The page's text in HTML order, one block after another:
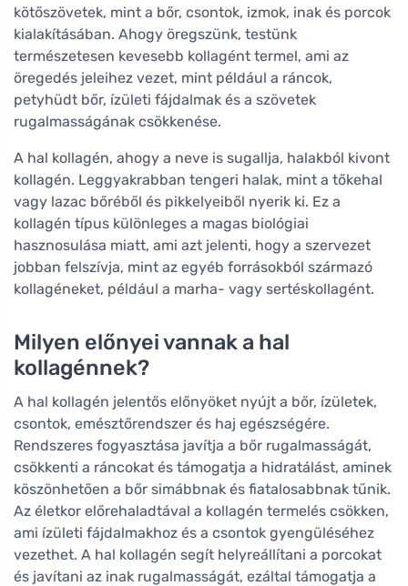
kötőszövetek, mint a bőr, csontok, izmok, inak és porcok
kialakításában. Ahogy öregszünk, testünk
természetesen kevesebb kollagént termel, ami az
öregedés jeleihez vezet, mint például a ráncok,
petyhüdt bőr, ízületi fájdalmak és a szövetek
rugalmasságának csökkenése.
A hal kollagén, ahogy a neve is sugallja, halakból kivont
kollagén. Leggyakrabban tengeri halak, mint a tőkehal
vagy lazac bőréből és pikkelyeiből nyerik ki. Ez a
kollagén típus különleges a magas biológiai
hasznosulása miatt, ami azt jelenti, hogy a szervezet
jobban felszívja, mint az egyéb forrásokból származó
kollagéneket, például a marha- vagy sertéskollagént.
Milyen előnyei vannak a hal
kollagénnek?
A hal kollagén jelentős előnyöket nyújt a bőr, ízületek,
csontok, emésztőrendszer és haj egészségére.
Rendszeres fogyasztása javítja a bőr rugalmasságát,
csökkenti a ráncokat és támogatja a hidratálást, aminek
köszönhetően a bőr simábbnak és fiatalosabbnak tűnik.
Az életkor előrehaladtával a kollagén termelés csökken,
ami ízületi fájdalmakhoz és a csontok gyengüléséhez
vezethet. A hal kollagén segít helyreállítani a porcokat
és javítani az inak rugalmasságát, ezáltal támogatja a